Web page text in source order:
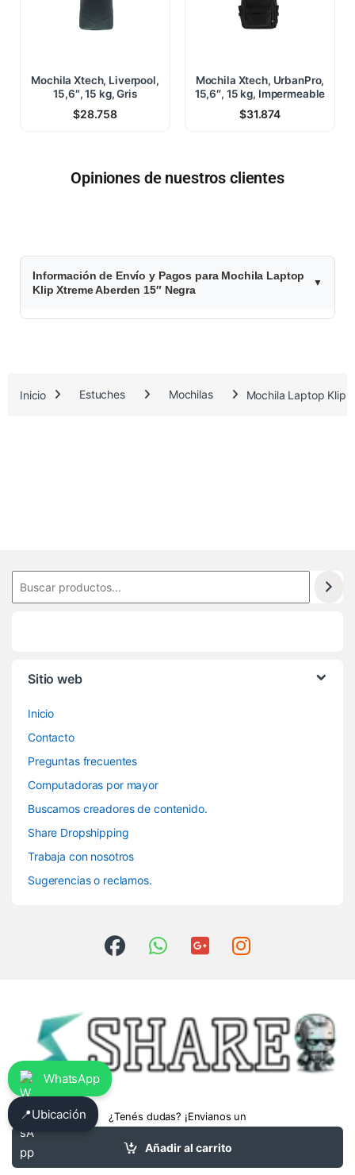
Añadir al carrito
Mochila Xtech, Liverpool,
15,6″, 15 kg, Gris
$28.758
Mochila Xtech, UrbanPro,
15,6″, 15 kg, Impermeable
$31.874
Opiniones de nuestros clientes
$
3
8
8
Información de Envío y Pagos para Mochila Laptop
Klip Xtreme Aberden 15″ Negra
Inicio Estuches Mochilas Mochila Laptop Klip
Sitio web
Inicio
Contacto
Preguntas frecuentes
Computadoras por mayor
Buscamos creadores de contenido.
Share Dropshipping
Trabaja con nosotros
Sugerencias o reclamos.
¿Tenés dudas? ¡Envianos un
whatsapp!
3413475962
WhatsApp
📍Ubicación